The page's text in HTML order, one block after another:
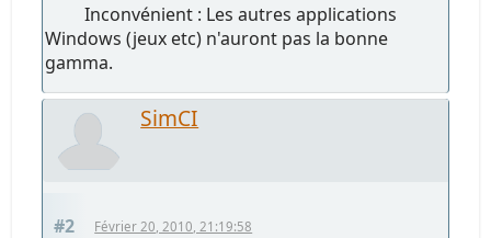
Inconvénient : Les autres applications
Windows (jeux etc) n'auront pas la bonne
gamma.
SimCI
#2 Février 20, 2010, 21:19:58